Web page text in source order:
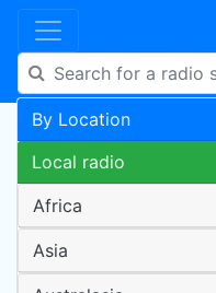
By Location
Local radio
Africa
Asia